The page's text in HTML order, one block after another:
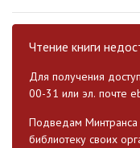
Чтение книги
Для получения
00-31 или эл. почте
Подведам Минтранса
библиотеку своих